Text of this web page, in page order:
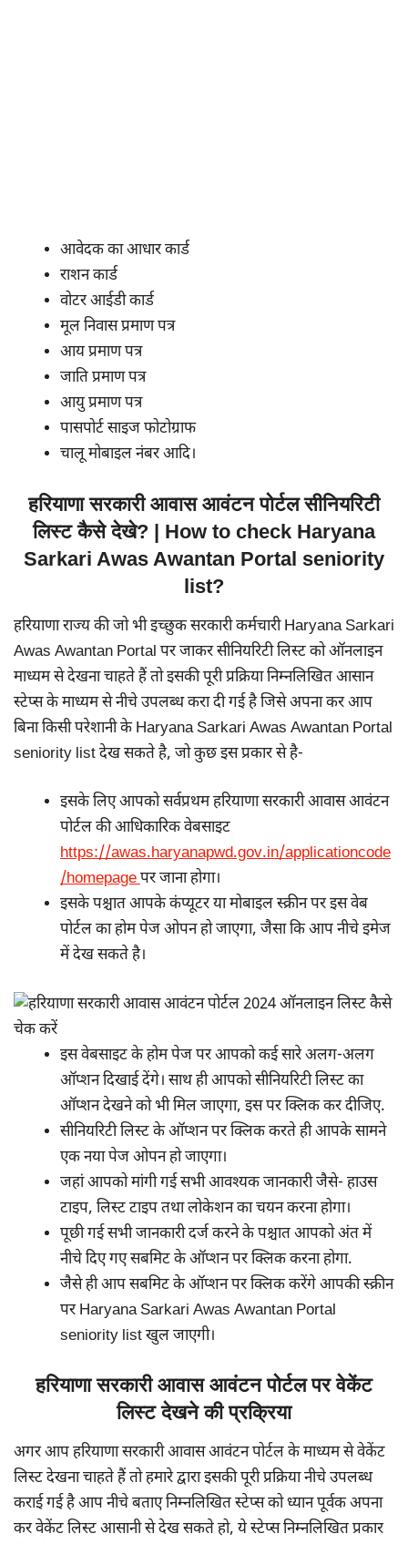
आवेदक का आधार कार्ड
राशन कार्ड
वोटर आईडी कार्ड
मूल निवास प्रमाण पत्र
आय प्रमाण पत्र
जाति प्रमाण पत्र
आयु प्रमाण पत्र
पासपोर्ट साइज फोटोग्राफ
चालू मोबाइल नंबर आदि।
हरियाणा सरकारी आवास आवंटन पोर्टल सीनियरिटी
लिस्ट कैसे देखे? | How to check Haryana
Sarkari Awas Awantan Portal seniority
list?
हरियाणा राज्य की जो भी इच्छुक सरकारी कर्मचारी Haryana Sarkari
Awas Awantan Portal पर जाकर सीनियरिटी लिस्ट को ऑनलाइन
माध्यम से देखना चाहते हैं तो इसकी पूरी प्रक्रिया निम्नलिखित आसान
स्टेप्स के माध्यम से नीचे उपलब्ध करा दी गई है जिसे अपना कर आप
बिना किसी परेशानी के Haryana Sarkari Awas Awantan Portal
seniority list देख सकते है, जो कुछ इस प्रकार से है-
इसके लिए आपको सर्वप्रथम हरियाणा सरकारी आवास आवंटन
पोर्टल की आधिकारिक वेबसाइट
https://awas.haryanapwd.gov.in/applicationcode
/homepageपर जाना होगा।
इसके पश्चात आपके कंप्यूटर या मोबाइल स्क्रीन पर इस वेब
पोर्टल का होम पेज ओपन हो जाएगा, जैसा कि आप नीचे इमेज
में देख सकते है।
इस वेबसाइट के होम पेज पर आपको कई सारे अलग-अलग
ऑप्शन दिखाई देंगे। साथ ही आपको सीनियरिटी लिस्ट का
ऑप्शन देखने को भी मिल जाएगा, इस पर क्लिक कर दीजिए.
सीनियरिटी लिस्ट के ऑप्शन पर क्लिक करते ही आपके सामने
एक नया पेज ओपन हो जाएगा।
जहां आपको मांगी गई सभी आवश्यक जानकारी जैसे- हाउस
टाइप, लिस्ट टाइप तथा लोकेशन का चयन करना होगा।
पूछी गई सभी जानकारी दर्ज करने के पश्चात आपको अंत में
नीचे दिए गए सबमिट के ऑप्शन पर क्लिक करना होगा.
जैसे ही आप सबमिट के ऑप्शन पर क्लिक करेंगे आपकी स्क्रीन
पर Haryana Sarkari Awas Awantan Portal
seniority list खुल जाएगी।
हरियाणा सरकारी आवास आवंटन पोर्टल पर वेकेंट
लिस्ट देखने की प्रक्रिया
अगर आप हरियाणा सरकारी आवास आवंटन पोर्टल के माध्यम से वेकेंट
लिस्ट देखना चाहते हैं तो हमारे द्वारा इसकी पूरी प्रक्रिया नीचे उपलब्ध
कराई गई है आप नीचे बताए निम्नलिखित स्टेप्स को ध्यान पूर्वक अपना
कर वेकेंट लिस्ट आसानी से देख सकते हो, ये स्टेप्स निम्नलिखित प्रकार